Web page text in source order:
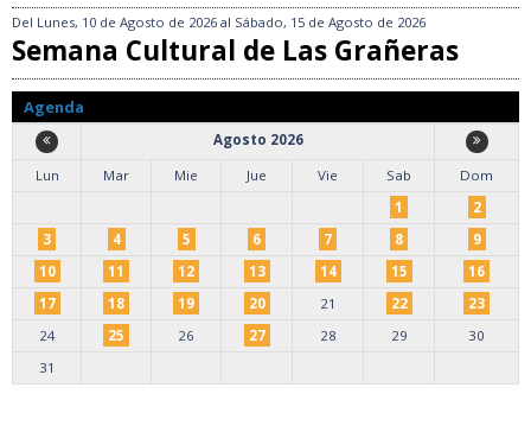
Del Lunes, 10 de Agosto de 2026 al Sábado, 15 de Agosto de 2026
Semana Cultural de Las Grañeras
Agenda
Agosto 2026
Lun
Mar Mie Jue Vie Sab
Dom
1
2
3
4 5 6 7 8
9
10
11 12 13 14 15
16
17
18 19 20 21 22
23
24
25 26 27 28 29
30
31